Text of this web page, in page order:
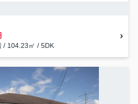
/ 104.23㎡ / 5DK